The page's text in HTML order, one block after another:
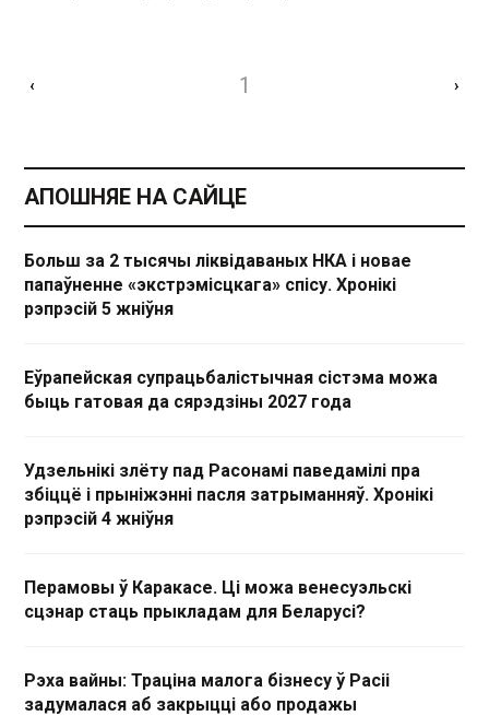
‹ 1 ›
АПОШНЯЕ НА САЙЦЕ
Больш за 2 тысячы ліквідаваных НКА і новае
папаўненне «экстрэмісцкага» спісу. Хронікі
рэпрэсій 5 жніўня
Еўрапейская супрацьбалістычная сістэма можа
быць гатовая да сярэдзіны 2027 года
Удзельнікі злёту пад Расонамі паведамілі пра
збіццё і прыніжэнні пасля затрыманняў. Хронікі
рэпрэсій 4 жніўня
Перамовы ў Каракасе. Ці можа венесуэльскі
сцэнар стаць прыкладам для Беларусі?
Рэха вайны: Траціна малога бізнесу ў Расіі
задумалася аб закрыцці або продажы